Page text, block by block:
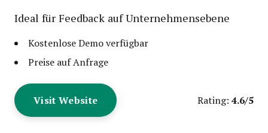
Ideal für Feedback auf Unternehmensebene
Kostenlose Demo verfügbar
Preise auf Anfrage
Visit Website Rating: 4.6/5